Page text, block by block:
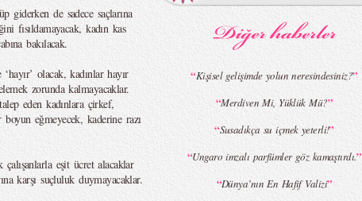
giderken de sadece saçlarına
fısıldamayacak, kadın kas
bakılacak.
olacak, kadınlar hayır
zorunda kalmayacaklar.
eden kadınlara çirkef,
eğmeyecek, kaderine razı
eşit ücret alacaklar
karşı suçluluk duymayacaklar.
“Kişisel gelişimde yolun neresindesiniz?”
“Merdiven Mi, Yüklük Mü?”
“Susadıkça su içmek yeterli!”
“Ungaro imzalı parfümler göz kamaştırdı.”
“Dünya’nın En Hafif Valizi”